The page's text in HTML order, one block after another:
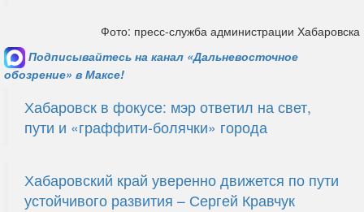
Фото: пресс-служба администрации Хабаровска
Подписывайтесь на канал «Дальневосточное
обозрение» в Максе!
Хабаровск в фокусе: мэр ответил на свет,
пути и «граффити-болячки» города
Хабаровский край уверенно движется по пути
устойчивого развития – Сергей Кравчук